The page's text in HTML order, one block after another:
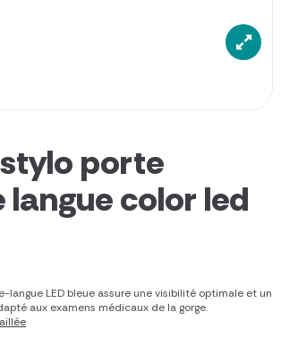
porte
langue color led
langue LED bleue assure une visibilité optimale et un
aux examens médicaux de la gorge.